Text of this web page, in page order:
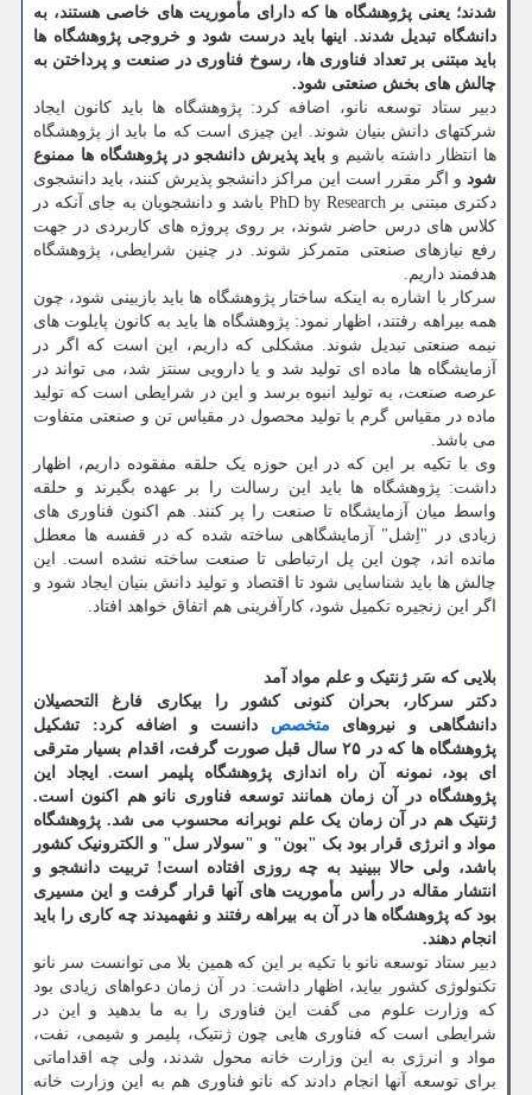
شدند؛ یعنی پژوهشگاه ها که دارای مأموریت های خاصی هستند، به
دانشگاه تبدیل شدند. اینها باید درست شود و خروجی پژوهشگاه ها
باید مبتنی بر تعداد فناوری ها، رسوخ فناوری در صنعت و پرداختن به
چالش های بخش صنعتی شود.
دبیر ستاد توسعه نانو، اضافه کرد: پژوهشگاه ها باید کانون ایجاد
شرکتهای دانش بنیان شوند. این چیزی است که ما باید از پژوهشگاه
ها انتظار داشته باشیم و باید پذیرش دانشجو در پژوهشگاه ها ممنوع
شود و اگر مقرر است این مراکز دانشجو پذیرش کنند، باید دانشجوی
دکتری مبتنی بر PhD by Research باشد و دانشجویان به جای آنکه در
کلاس های درس حاضر شوند، بر روی پروژه های کاربردی در جهت
رفع نیازهای صنعتی متمرکز شوند. در چنین شرایطی، پژوهشگاه
هدفمند داریم.
سرکار با اشاره به اینکه ساختار پژوهشگاه ها باید بازبینی شود، چون
همه بیراهه رفتند، اظهار نمود: پژوهشگاه ها باید به کانون پایلوت های
نیمه صنعتی تبدیل شوند. مشکلی که داریم، این است که اگر در
آزمایشگاه ها ماده ای تولید شد و یا دارویی سنتز شد، می تواند در
عرصه صنعت، به تولید انبوه برسد و این در شرایطی است که تولید
ماده در مقیاس گرم با تولید محصول در مقیاس تن و صنعتی متفاوت
می باشد.
وی با تکیه بر این که در این حوزه یک حلقه مفقوده داریم، اظهار
داشت: پژوهشگاه ها باید این رسالت را بر عهده بگیرند و حلقه
واسط میان آزمایشگاه تا صنعت را پر کنند. هم اکنون فناوری های
زیادی در "اِشل" آزمایشگاهی ساخته شده که در قفسه ها معطل
مانده اند، چون این پل ارتباطی تا صنعت ساخته نشده است. این
چالش ها باید شناسایی شود تا اقتصاد و تولید دانش بنیان ایجاد شود و
اگر این زنجیره تکمیل شود، کارآفرینی هم اتفاق خواهد افتاد.
بلایی که سَر ژنتیک و علم مواد آمد
دکتر سرکار، بحران کنونی کشور را بیکاری فارغ التحصیلان
دانشگاهی و نیروهای متخصص دانست و اضافه کرد: تشکیل
پژوهشگاه ها که در ۲۵ سال قبل صورت گرفت، اقدام بسیار مترقی
ای بود، نمونه آن راه اندازی پژوهشگاه پلیمر است. ایجاد این
پژوهشگاه در آن زمان همانند توسعه فناوری نانو هم اکنون است.
ژنتیک هم در آن زمان یک علم نوبرانه محسوب می شد. پژوهشگاه
مواد و انرژی قرار بود بک "بون" و "سولار سل" و الکترونیک کشور
باشد، ولی حالا ببینید به چه روزی افتاده است! تربیت دانشجو و
انتشار مقاله در رأس مأموریت های آنها قرار گرفت و این مسیری
بود که پژوهشگاه ها در آن به بیراهه رفتند و نفهمیدند چه کاری را باید
انجام دهند.
دبیر ستاد توسعه نانو با تکیه بر این که همین بلا می توانست سر نانو
تکنولوژی کشور بیاید، اظهار داشت: در آن زمان دعواهای زیادی بود
که وزارت علوم می گفت این فناوری را به ما بدهید و این در
شرایطی است که فناوری هایی چون ژنتیک، پلیمر و شیمی، نفت،
مواد و انرژی به این وزارت خانه محول شدند، ولی چه اقداماتی
برای توسعه آنها انجام دادند که نانو فناوری هم به این وزارت خانه